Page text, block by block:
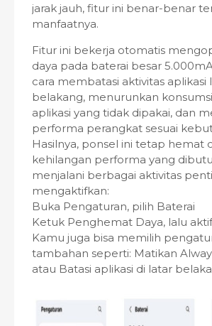
jarak jauh, fitur ini benar-benar
manfaatnya.
Fitur ini bekerja otomatis
daya pada baterai besar
cara membatasi aktivitas aplikasi
belakang, menurunkan
aplikasi yang tidak dipakai, dan
performa perangkat sesuai
Hasilnya, ponsel ini tetap hemat
kehilangan performa yang
menjalani berbagai aktivitas
mengaktifkan:
Buka Pengaturan, pilih Baterai
Ketuk Penghemat Daya, lalu
Kamu juga bisa memilih
tambahan seperti: Matikan
atau Batasi aplikasi di latar